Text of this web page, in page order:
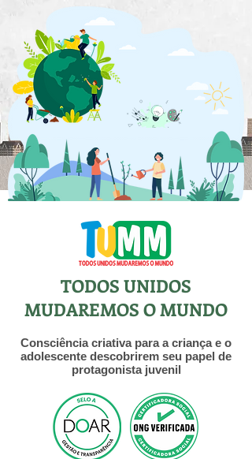
TODOS UNIDOS
MUDAREMOS O MUNDO
Consciência criativa para a criança e o
adolescente descobrirem seu papel de
protagonista juvenil